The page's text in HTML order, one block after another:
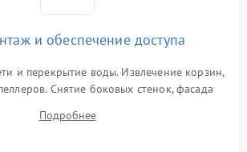
и обеспечение доступа
и перекрытие воды. Извлечение корзин,
Снятие боковых стенок, фасада
насосу, ТЭНу и сливной помпе.
Подробнее